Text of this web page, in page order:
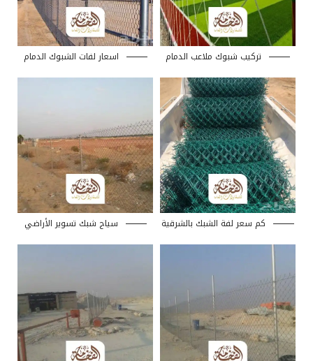
تركيب شبوك ملاعب الدمام اسعار لفات الشبوك الدمام
كم سعر لفة الشبك بالشرقية سياج شبك تسوير الأراضي